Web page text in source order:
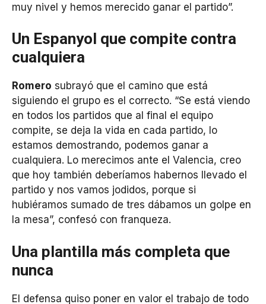
muy nivel y hemos merecido ganar el partido”.
Un Espanyol que compite contra
cualquiera
Romero subrayó que el camino que está
siguiendo el grupo es el correcto. “Se está viendo
en todos los partidos que al final el equipo
compite, se deja la vida en cada partido, lo
estamos demostrando, podemos ganar a
cualquiera. Lo merecimos ante el Valencia, creo
que hoy también deberíamos habernos llevado el
partido y nos vamos jodidos, porque si
hubiéramos sumado de tres dábamos un golpe en
la mesa”, confesó con franqueza.
Una plantilla más completa que
nunca
El defensa quiso poner en valor el trabajo de todo